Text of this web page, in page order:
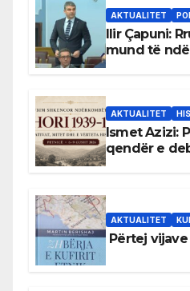
AKTUALITET
Ilir Çapuni:
mund të
AKTUALITET
Ismet Azizi:
qendër e
AKTUALITET
Përtej